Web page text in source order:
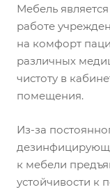
Мебель
работе
на комфорт
различных
чистоту в
помещения.
Из-за
к мебели
устойчивости к